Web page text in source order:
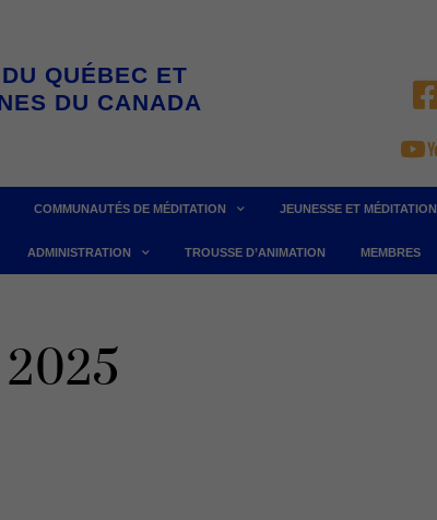
QUÉBEC ET
DU CANADA
COMMUNAUTÉS DE MÉDITATION JEUNESSE ET MÉDITATION
ADMINISTRATION TROUSSE D’ANIMATION MEMBRES